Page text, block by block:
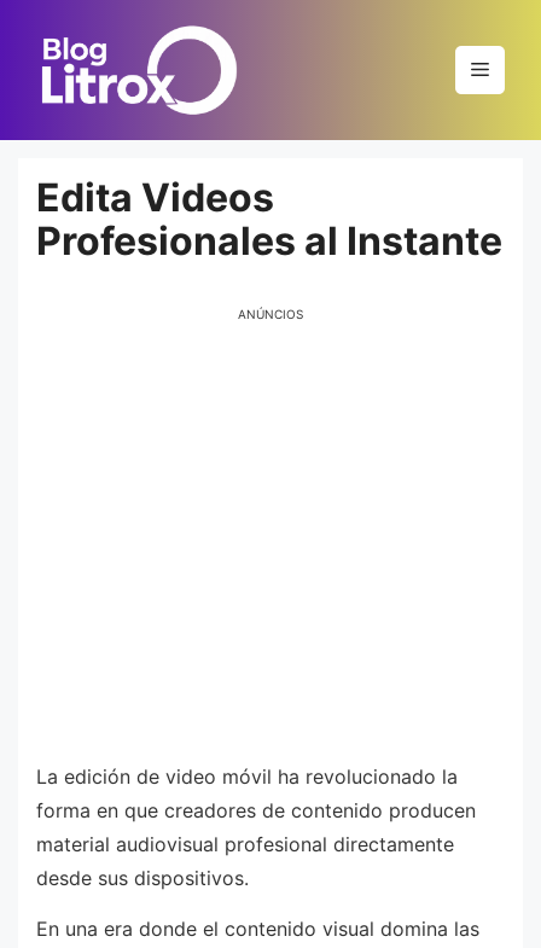
contenido
Menú
Edita Videos
Profesionales al Instante
ANÚNCIOS
La edición de video móvil ha revolucionado la
forma en que creadores de contenido producen
material audiovisual profesional directamente
desde sus dispositivos.
En una era donde el contenido visual domina las